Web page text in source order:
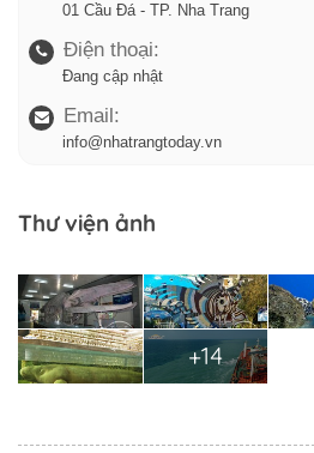
01 Cầu Đá - TP. Nha Trang
Điện thoại:
Đang cập nhật
Email:
info@nhatrangtoday.vn
Thư viện ảnh
+14